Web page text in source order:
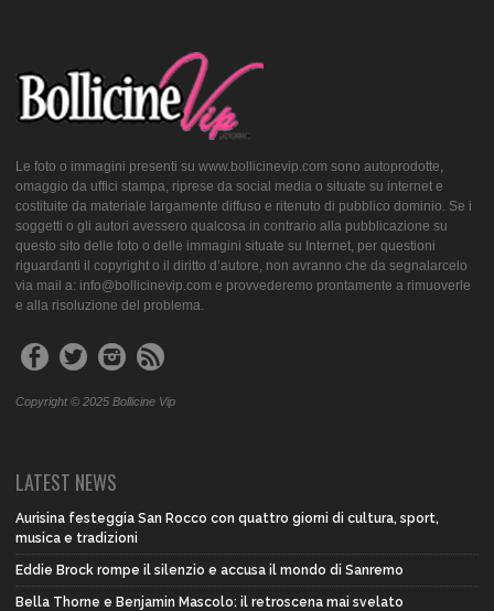
Le foto o immagini presenti su www.bollicinevip.com sono autoprodotte,
omaggio da uffici stampa, riprese da social media o situate su internet e
costituite da materiale largamente diffuso e ritenuto di pubblico dominio. Se i
soggetti o gli autori avessero qualcosa in contrario alla pubblicazione su
questo sito delle foto o delle immagini situate su Internet, per questioni
riguardanti il copyright o il diritto d’autore, non avranno che da segnalarcelo
via mail a: info@bollicinevip.com e provvederemo prontamente a rimuoverle
e alla risoluzione del problema.
Copyright © 2025 Bollicine Vip
LATEST NEWS
Aurisina festeggia San Rocco con quattro giorni di cultura, sport,
musica e tradizioni
Eddie Brock rompe il silenzio e accusa il mondo di Sanremo
Bella Thorne e Benjamin Mascolo: il retroscena mai svelato